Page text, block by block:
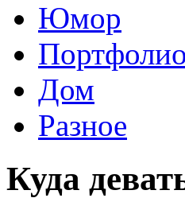
Юмор
Портфолио
Дом
Разное
Куда